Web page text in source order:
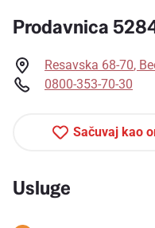
Sačuvaj kao
Prodavnica
Resavska 68-70,
0800-353-70-30
Usluge